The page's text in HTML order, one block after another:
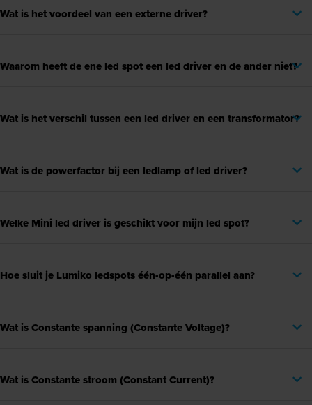
Wat is het voordeel van een externe driver?
Waarom heeft de ene led spot een led driver en de ander niet?
Wat is het verschil tussen een led driver en een transformator?
Wat is de powerfactor bij een ledlamp of led driver?
Welke Mini led driver is geschikt voor mijn led spot?
Hoe sluit je Lumiko ledspots één-op-één parallel aan?
Wat is Constante spanning (Constante Voltage)?
Wat is Constante stroom (Constant Current)?